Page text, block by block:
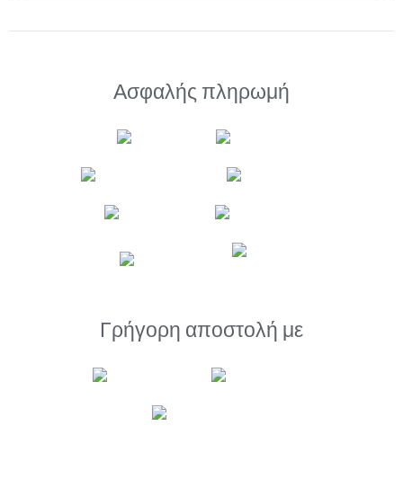
Ασφαλής πληρωμή
Γρήγορη αποστολή με